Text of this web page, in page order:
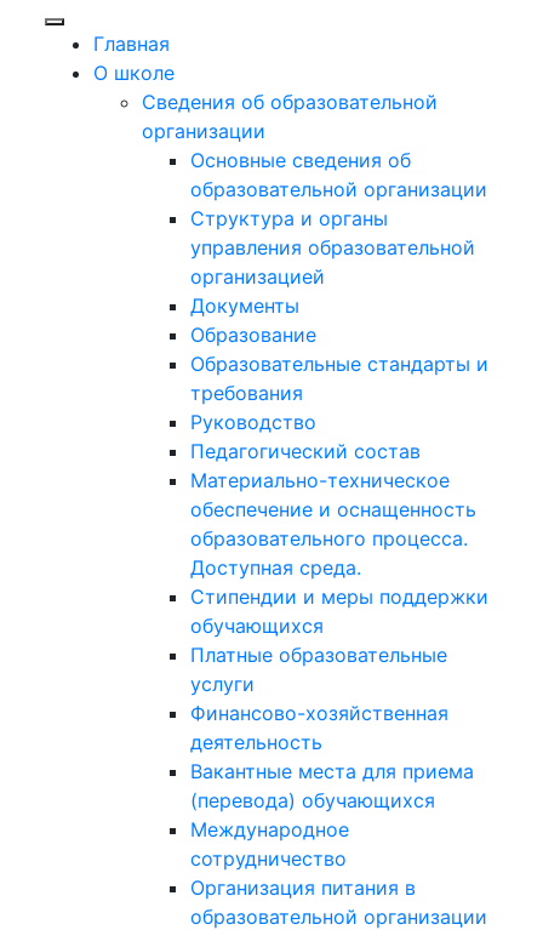
Главная
О школе
Сведения об образовательной
организации
Основные сведения об
образовательной организации
Структура и органы
управления образовательной
организацией
Документы
Образование
Образовательные стандарты и
требования
Руководство
Педагогический состав
Материально-техническое
обеспечение и оснащенность
образовательного процесса.
Доступная среда.
Стипендии и меры поддержки
обучающихся
Платные образовательные
услуги
Финансово-хозяйственная
деятельность
Вакантные места для приема
(перевода) обучающихся
Международное
сотрудничество
Организация питания в
образовательной организации